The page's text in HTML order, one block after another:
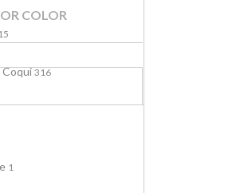
1
15
Coqui316
COLOR
1